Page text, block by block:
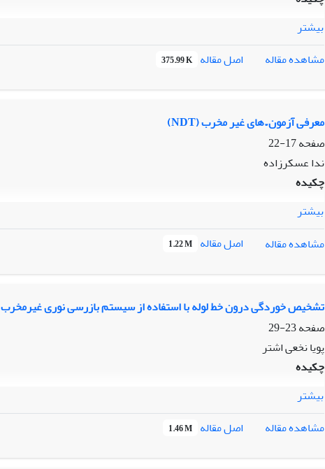
بیشتر
مشاهده مقاله
اصل مقاله 375.99 K
معرفی آزمون ّ های غیر مخرب (NDT)
صفحه17-22
ندا عسکرزاده
چکیده
بیشتر
مشاهده مقاله
اصل مقاله 1.22 M
تشخیص خوردگی درون خط لوله با استفاده از سیستم بازرسی نوری غیرمخرب
صفحه23-29
پویا نخعی اشتر
چکیده
بیشتر
مشاهده مقاله
اصل مقاله 1.46 M